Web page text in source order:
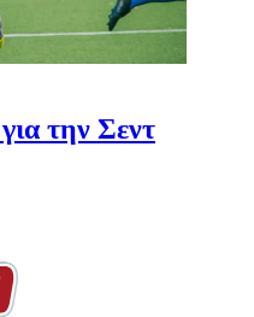
την Σεντ